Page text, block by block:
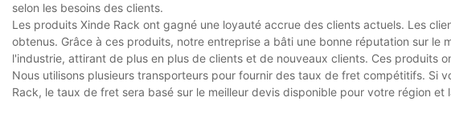
selon les besoins des clients.
Les produits Xinde Rack ont ​​gagné une loyauté accrue des clients actuels. Les
obtenus. Grâce à ces produits, notre entreprise a bâti une bonne réputation sur le
l'industrie, attirant de plus en plus de clients et de nouveaux clients. Ces produits
Nous utilisons plusieurs transporteurs pour fournir des taux de fret compétitifs. Si
Rack, le taux de fret sera basé sur le meilleur devis disponible pour votre région